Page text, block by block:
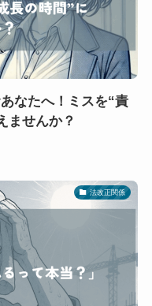
なたへ！ミスを“責
ませんか？
法改正関係